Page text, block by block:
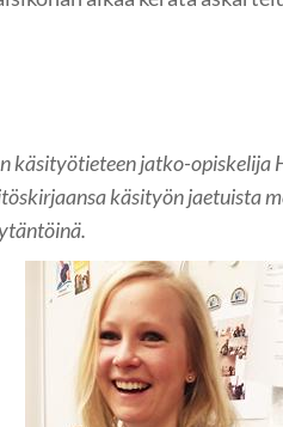
käsityötieteen jatko-opiskelija
käsityön jaetuista